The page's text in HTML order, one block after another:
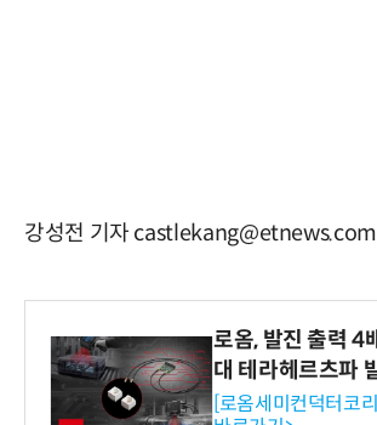
강성전 기자 castlekang@etnews.com
로옴, 발진 출력 4
대 테라헤르츠파
스 개발
[로옴세미컨덕터코